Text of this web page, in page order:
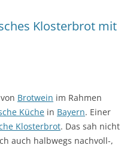
Klosterbrot mit
Brotwein im Rahmen
Küche in Bayern. Einer
Klosterbrot. Das sah nicht
auch halbwegs nachvoll-,